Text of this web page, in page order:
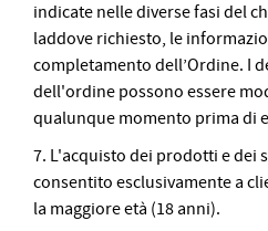
indicate nelle diverse fasi del
laddove richiesto, le
completamento dell’Ordine. I
dell'ordine possono essere
qualunque momento prima di
7. L'acquisto dei prodotti e dei
consentito esclusivamente a
la maggiore età (18 anni).